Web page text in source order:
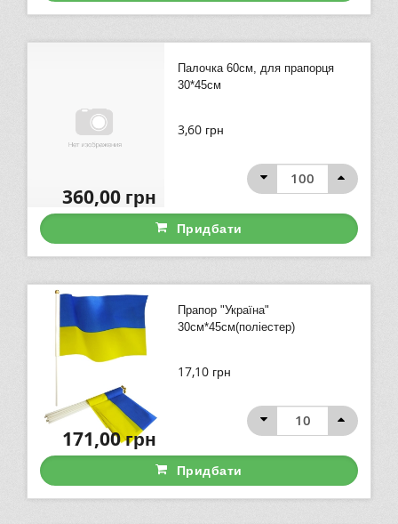
Палочка 60см, для прапорця
30*45см
3,60 грн
360,00грн
Придбати
Прапор "Україна"
30см*45см(поліестер)
17,10 грн
171,00грн
Придбати